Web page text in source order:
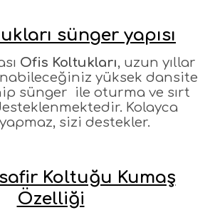
sünger yapısı
Ofis Koltukları, uzun yıllar
yüksek dansite
sünger ile oturma ve sırt
Kolayca
sizi destekler.
Koltuğu Kumaş
Özelliği